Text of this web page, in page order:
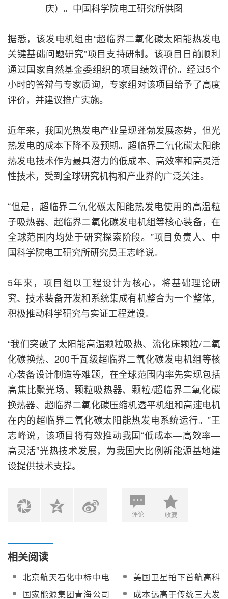
庆）。中国科学院电工研究所供图
据悉，该发电机组由“超临界二氧化碳太阳能热发电
关键基础问题研究”项目支持研制。该项目日前顺利
通过国家自然基金委组织的项目绩效评价。经过5个
小时的答辩与专家质询，专家组对该项目给予了高度
评价，并建议推广实施。
近年来，我国光热发电产业呈现蓬勃发展态势，但光
热发电的成本下降不及预期。超临界二氧化碳太阳能
热发电技术作为最具潜力的低成本、高效率和高灵活
性技术，受到全球研究机构和产业界的广泛关注。
“但是，超临界二氧化碳太阳能热发电使用的高温粒
子吸热器、超临界二氧化碳发电机组等核心装备，在
全球范围内均处于研究探索阶段。”项目负责人、中
国科学院电工研究所研究员王志峰说。
5年来，项目组以工程设计为核心，将基础理论研
究、技术装备开发和系统集成有机整合为一个整体，
积极推动科学研究与实证工程建设。
“我们突破了太阳能高温颗粒吸热、流化床颗粒/二氧
化碳换热、200千瓦级超临界二氧化碳发电机组等核
心装备设计制造等难题，在全球范围内率先实现包括
高焦比聚光场、颗粒吸热器、颗粒/超临界二氧化碳
换热器、超临界二氧化碳压缩机透平机组和高速电机
在内的超临界二氧化碳太阳能热发电系统运行。”王
志峰说，该项目将有效推动我国“低成本—高效率—
高灵活”光热技术发展，为我国大比例新能源基地建
设提供技术支撑。
评论 收藏
相关阅读
北京航天石化中标中电
建共和100万千瓦光伏
美国卫星拍下首航高科
敦煌光热电站壮观一幕
国家能源集团青海公司 成本远高于传统三大发